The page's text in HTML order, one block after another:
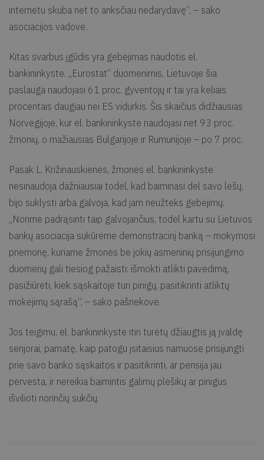
internetu skuba net to anksčiau nedarydavę“, – sako
asociacijos vadovė.
Kitas svarbus įgūdis yra gebėjimas naudotis el.
bankininkyste. „Eurostat“ duomenimis, Lietuvoje šia
paslauga naudojasi 61 proc. gyventojų ir tai yra keliais
procentais daugiau nei ES vidurkis. Šis skaičius didžiausias
Norvegijoje, kur el. bankininkyste naudojasi net 93 proc.
žmonių, o mažiausias Bulgarijoje ir Rumunijoje – po 7 proc.
Pasak L. Križinauskienės, žmonės el. bankininkyste
nesinaudoja dažniausiai todėl, kad baiminasi dėl savo lėšų,
bijo suklysti arba galvoja, kad jam neužteks gebėjimų.
„Norime padrąsinti taip galvojančius, todėl kartu su Lietuvos
bankų asociacija sukūrėme demonstracinį banką – mokymosi
priemonę, kuriame žmonės be jokių asmeninių prisijungimo
duomenų gali tiesiog pažaisti: išmokti atlikti pavedimą,
pasižiūrėti, kiek sąskaitoje turi pinigų, pasitikrinti atliktų
mokėjimų sąrašą“, – sako pašnekovė.
Jos teigimu, el. bankininkyste itin turėtų džiaugtis ją įvaldę
senjorai, pamatę, kaip patogu įsitaisius namuose prisijungti
prie savo banko sąskaitos ir pasitikrinti, ar pensija jau
pervesta, ir nereikia baimintis galimų plėšikų ar pinigus
išvilioti norinčių sukčių.